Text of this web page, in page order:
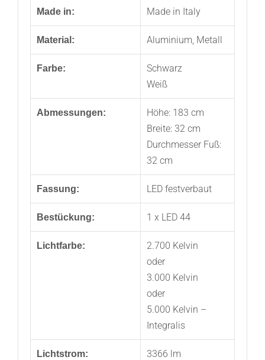
Made in: Made in Italy
Material: Aluminium, Metall
Farbe:
Schwarz
Weiß
Abmessungen:
Höhe: 183 cm
Breite: 32 cm
Durchmesser Fuß:
32 cm
Fassung: LED festverbaut
Bestückung: 1 x LED 44
Lichtfarbe:
2.700 Kelvin
oder
3.000 Kelvin
oder
5.000 Kelvin –
Integralis
Lichtstrom: 3366 lm